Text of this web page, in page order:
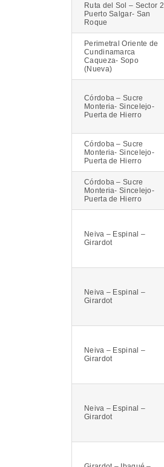
Ruta del Sol – Sector 2
Puerto Salgar- San
Roque
Perimetral Oriente de
Cundinamarca
Caqueza- Sopo
(Nueva)
Córdoba – Sucre
Monteria- Sincelejo-
Puerta de Hierro
Córdoba – Sucre
Monteria- Sincelejo-
Puerta de Hierro
Córdoba – Sucre
Monteria- Sincelejo-
Puerta de Hierro
Neiva – Espinal –
Girardot
Neiva – Espinal –
Girardot
Neiva – Espinal –
Girardot
Neiva – Espinal –
Girardot